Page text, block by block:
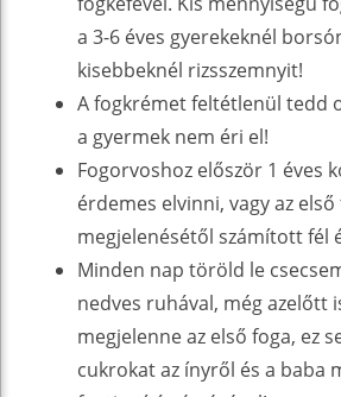
a 3-6 éves gyerekeknél
kisebbeknél rizsszemnyit!
A fogkrémet feltétlenül tedd
a gyermek nem éri el!
Fogorvoshoz először 1 éves
érdemes elvinni, vagy az első
megjelenésétől számított fél
Minden nap töröld le
nedves ruhával, még azelőtt
megjelenne az első foga, ez
cukrokat az ínyről és a baba